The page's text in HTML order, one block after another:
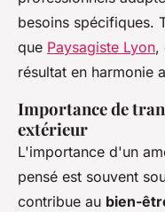
besoins spécifiques.
que Paysagiste Lyon,
résultat en harmonie
Importance de
extérieur
L'importance d'un
pensé est souvent
contribue au bien-